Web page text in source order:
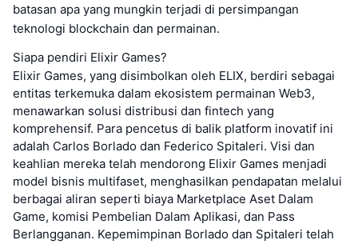
batasan apa yang mungkin terjadi di persimpangan
teknologi blockchain dan permainan.
Siapa pendiri Elixir Games?
Elixir Games, yang disimbolkan oleh ELIX, berdiri sebagai
entitas terkemuka dalam ekosistem permainan Web3,
menawarkan solusi distribusi dan fintech yang
komprehensif. Para pencetus di balik platform inovatif ini
adalah Carlos Borlado dan Federico Spitaleri. Visi dan
keahlian mereka telah mendorong Elixir Games menjadi
model bisnis multifaset, menghasilkan pendapatan melalui
berbagai aliran seperti biaya Marketplace Aset Dalam
Game, komisi Pembelian Dalam Aplikasi, dan Pass
Berlangganan. Kepemimpinan Borlado dan Spitaleri telah